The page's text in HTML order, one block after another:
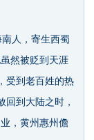
人，寄生西蜀
然被贬到天涯
受到老百姓的热
到大陆之时，
，黄州惠州儋